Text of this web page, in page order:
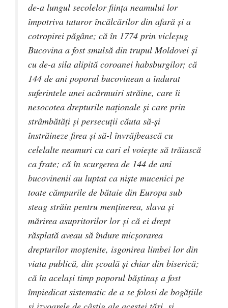
de-a lungul secolelor fiinţa neamului lor
împotriva tuturor încălcărilor din afară şi a
cotropirei păgâne; că în 1774 prin vicleşug
Bucovina a fost smulsă din trupul Moldovei şi
cu de-a sila alipită coroanei habsburgilor; că
144 de ani poporul bucovinean a îndurat
suferintele unei acârmuiri străine, care îi
nesocotea drepturile naţionale şi care prin
strâmbătăţi şi persecuţii căuta să-şi
înstrăineze firea şi să-l învrăjbească cu
celelalte neamuri cu cari el voieşte să trăiască
ca frate; că în scurgerea de 144 de ani
bucovinenii au luptat ca nişte mucenici pe
toate cămpurile de bătaie din Europa sub
steag străin pentru menţinerea, slava şi
mărirea asupritorilor lor şi că ei drept
răsplată aveau să îndure micşorarea
drepturilor moştenite, isgonirea limbei lor din
viata publică, din şcoală şi chiar din biserică;
că în acelaşi timp poporul băştinaş a fost
împiedicat sistematic de a se folosi de bogăţiile